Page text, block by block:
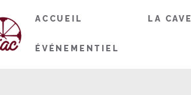
ACCUEIL LA CAVE
ÉVÉNEMENTIEL